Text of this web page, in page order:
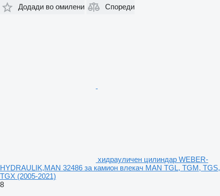
Додади во омилени
Спореди
хидрауличен цилиндар WEBER-
HYDRAULIK,MAN 32486 за камион влекач MAN TGL, TGM, TGS,
TGX (2005-2021)
8